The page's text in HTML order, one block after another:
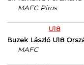
MAFC Piros
U18
Buzek László U18
MAFC